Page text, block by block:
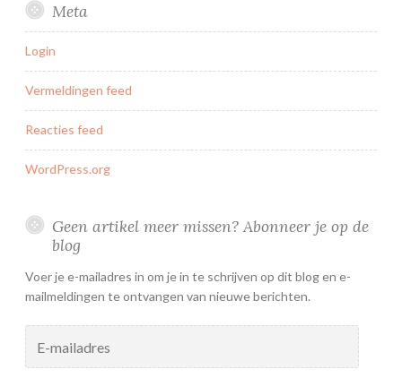
Meta
Login
Vermeldingen feed
Reacties feed
WordPress.org
Geen artikel meer missen? Abonneer je op de
blog
Voer je e-mailadres in om je in te schrijven op dit blog en e-
mailmeldingen te ontvangen van nieuwe berichten.
mailadres